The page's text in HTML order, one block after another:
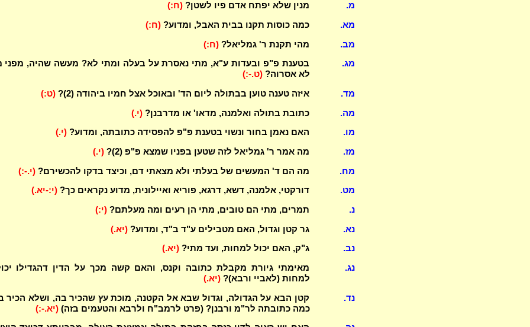
מ. מנין שלא יפתח אדם פיו לשטן?(ח:)
מא. כמה כוסות תקנו בבית האבל, ומדוע?(ח:)
מב. מהי תקנת ר' גמליאל?(ח:)
מג.
בטענת פ"פ ובעדות ע"א, מתי נאסרת על בעלה ומתי לא? מעשה שהיה, מפני
לא אסרוה? (ט.-:)
מד. איזה טענה טוען בבתולה ליום הד' ובאוכל אצל חמיו ביהודה (2)? (ט:)
מה. כתובת בתולה ואלמנה, מדאו' או מדרבנן?(י.)
מו. האם נאמן בחור ונשוי בטענת פ"פ להפסידה כתובתה, ומדוע?(י.)
מז. מה אמר ר' גמליאל לזה שטען בפניו שמצא פ"פ (2)? (י.)
מח. מה הם ד' המעשים של בעלתי ולא מצאתי דם, וכיצד בדקו להכשירם?(י.-:)
מט. דורקטי, אלמנה, דשא, דרגא, פוריא ואיילונית, מדוע נקראים כך?(י:-יא.)
נ. תמרים, מתי הם טובים, מתי הן רעים ומה מעלתם?(י:)
נא. גר קטן וגדול, האם מטבילים ע"ד ב"ד, ומדוע?(יא.)
נב. ג"ק, האם יכול למחות, ועד מתי?(יא.)
נג.
מאימתי גיורת מקבלת כתובה וקנס, והאם קשה מכך על הדין דהגדילו
למחות (לאביי ורבא)? (יא.)
נד.
קטן הבא על הגדולה, וגדול שבא אל הקטנה, מוכת עץ שהכיר בה, ושלא הכיר
כמה כתובתה לר"מ ורבנן? (פרט לרמב"ח ולרבא והטעמים בזה) (יא.-:)